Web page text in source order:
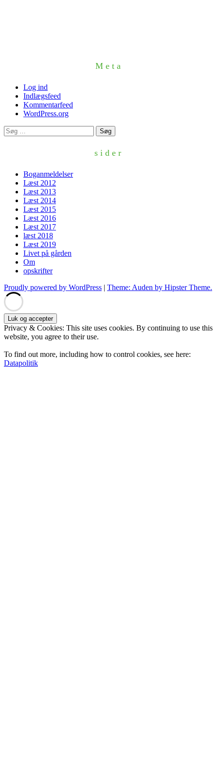
Meta
Log ind
Indlægsfeed
Kommentarfeed
WordPress.org
Søg
efter:
sider
Boganmeldelser
Læst 2012
Læst 2013
Læst 2014
Læst 2015
Læst 2016
Læst 2017
læst 2018
Læst 2019
Livet på gården
Om
opskrifter
Proudly powered by WordPress | Theme: Auden by Hipster Theme.
Privacy & Cookies: This site uses cookies. By continuing to use this
website, you agree to their use.
To find out more, including how to control cookies, see here:
Datapolitik